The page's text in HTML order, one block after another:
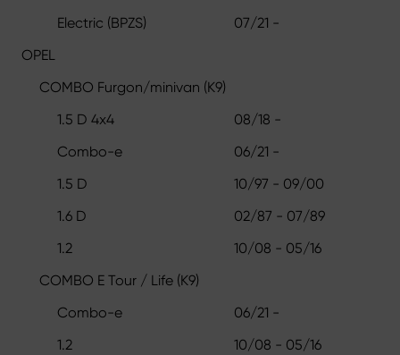
Electric (BPZS)
07/21 -
OPEL
COMBO Furgon/minivan (K9)
1.5 D 4x4
08/18 -
Combo-e
06/21 -
1.5 D
10/97 - 09/00
1.6 D
02/87 - 07/89
1.2
10/08 - 05/16
COMBO E Tour / Life (K9)
Combo-e
06/21 -
1.2
10/08 - 05/16